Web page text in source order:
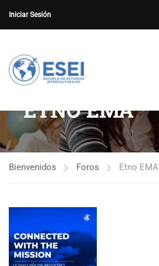
Iniciar Sesión
ETNO EMA
Bienvenidos Foros Etno EMA